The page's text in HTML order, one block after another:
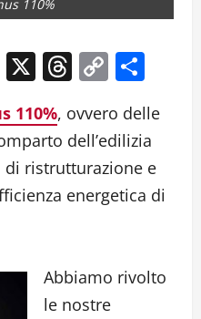
110%
Telegram
X Threads
Copy
110%, ovvero delle
dell’edilizia
di ristrutturazione e
energetica di
Abbiamo rivolto
le nostre